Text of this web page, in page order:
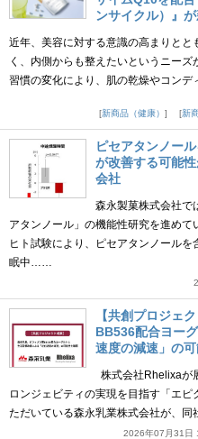
ンサイクル）』
近年、美容に対する意識の高まりと
く、内側からも整えたいというニー
習慣の変化により、肌の乾燥やコン
新商品（健康）
新
ピセアタンノー
が改善する可能
会社
森永製菓株式会社で
アタンノール」の機能性研究を進め
ヒト試験により、ピセアタンノール
眠中……
【共創プロジェ
BB536配合ヨー
速度の減速」の
株式会社Rhelixaが
ロンジェビティの実現を目指す「エ
ただいている森永乳業株式会社が、
2026年07月31日